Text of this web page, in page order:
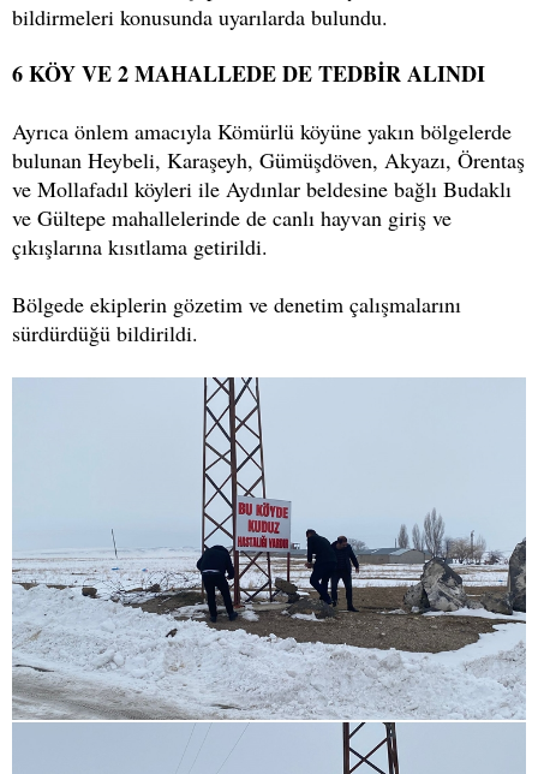
bildirmeleri konusunda uyarılarda bulundu.
6 KÖY VE 2 MAHALLEDE DE TEDBİR ALINDI
Ayrıca önlem amacıyla Kömürlü köyüne yakın bölgelerde
bulunan Heybeli, Karaşeyh, Gümüşdöven, Akyazı, Örentaş
ve Mollafadıl köyleri ile Aydınlar beldesine bağlı Budaklı
ve Gültepe mahallelerinde de canlı hayvan giriş ve
çıkışlarına kısıtlama getirildi.
Bölgede ekiplerin gözetim ve denetim çalışmalarını
sürdürdüğü bildirildi.